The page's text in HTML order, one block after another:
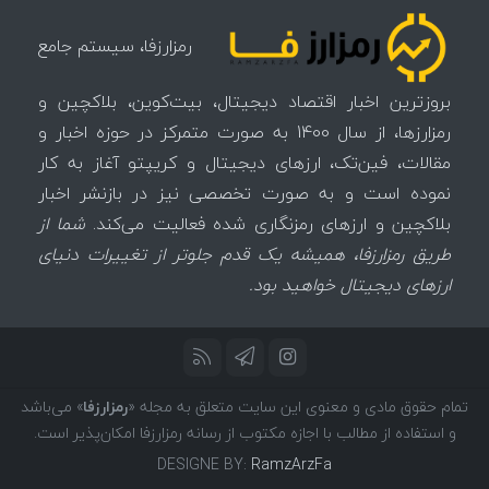
رمزارزفا، سیستم جامع
بروزترین اخبار اقتصاد دیجیتال، بیت‌کوین، بلاکچین و
رمزارزها، از سال 1400 به صورت متمرکز در حوزه اخبار و
مقالات، فین‌تک، ارزهای‌ دیجیتال و کریپتو آغاز به کار
نموده است و به صورت تخصصی نیز در بازنشر اخبار
بلاکچین و ارزهای رمزنگاری شده فعالیت می‌کند.شما از
طریق رمزارزفا، همیشه یک قدم جلوتر از تغییرات دنیای
ارزهای دیجیتال خواهید بود.
تمام حقوق مادی و معنوی این سایت متعلق به مجله «رمزارزفا» می‌باشد
و استفاده از مطالب با اجازه مکتوب از رسانه رمزارزفا امکان‌پذیر است.
DESIGNE BY: RamzArzFa